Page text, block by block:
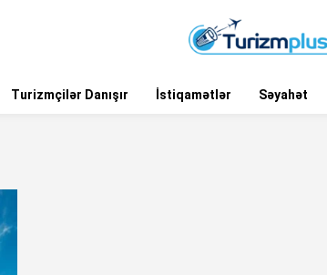
Turizmçilər Danışır İstiqamətlər Səyahət